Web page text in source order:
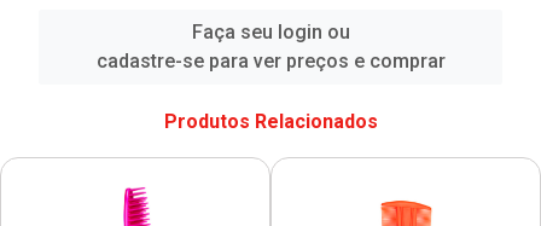
Faça seu login ou
cadastre-se para ver preços e comprar
Produtos Relacionados